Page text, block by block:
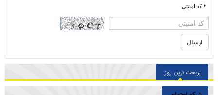
* کد امنیتی
پربحث ترین روز